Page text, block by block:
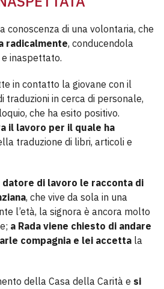
conoscenza di una volontaria, che
radicalmente, conducendola
inaspettato.
in contatto la giovane con il
traduzioni in cerca di personale,
che ha esito positivo.
il lavoro per il quale ha
traduzione di libri, articoli e
di lavoro le racconta di
, che vive da sola in una
l’età, la signora è ancora molto
a Rada viene chiesto di andare
compagnia e lei accetta la
della Casa della Carità e si